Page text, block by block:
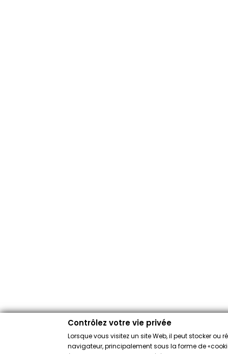
Contrôlez votre vie privée
Lorsque vous visitez un site Web, il peut stocker ou
navigateur, principalement sous la forme de